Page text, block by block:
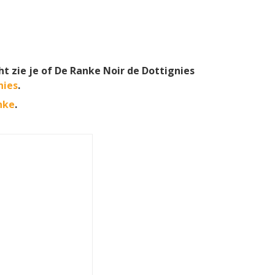
zie je of De Ranke Noir de Dottignies
.
.